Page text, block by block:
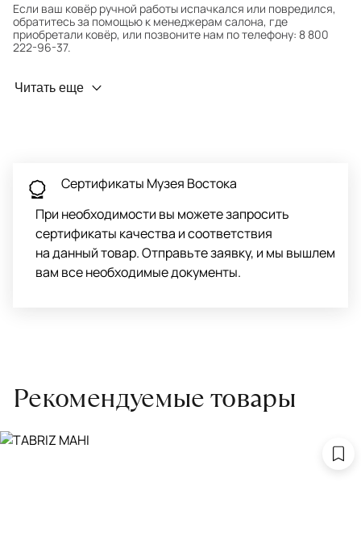
Если ваш ковёр ручной работы испачкался или повредился,
обратитесь за помощью к менеджерам салона, где
приобретали ковёр, или позвоните нам по телефону: 8 800
222-96-37.
Профилактика износа
Обратитесь в салон, где приобретали ковёр, договоритесь о
заборе ковра экспертом либо привозите его в салон.
Читать еще
Сертификаты Музея Востока
При необходимости вы можете запросить
сертификаты качества и соответствия
на данный товар. Отправьте заявку, и мы вышлем
вам все необходимые документы.
Рекомендуемые товары